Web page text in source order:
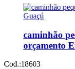
caminhão
orçamento
Cod.:18603